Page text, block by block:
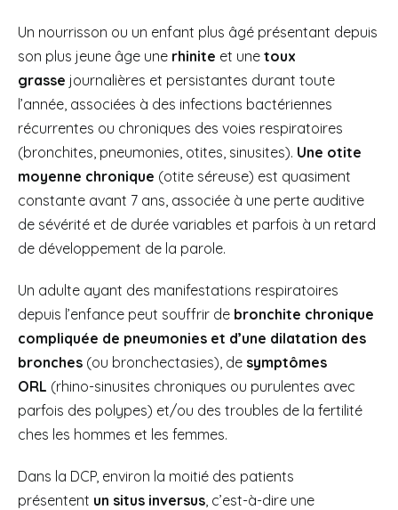
Un nourrisson ou un enfant plus âgé présentant depuis
son plus jeune âge une rhinite et une toux
grasse journalières et persistantes durant toute
l’année, associées à des infections bactériennes
récurrentes ou chroniques des voies respiratoires
(bronchites, pneumonies, otites, sinusites). Une otite
moyenne chronique (otite séreuse) est quasiment
constante avant 7 ans, associée à une perte auditive
de sévérité et de durée variables et parfois à un retard
de développement de la parole.
Un adulte ayant des manifestations respiratoires
depuis l’enfance peut souffrir de bronchite chronique
compliquée de pneumonies et d’une dilatation des
bronches (ou bronchectasies), de symptômes
ORL (rhino-sinusites chroniques ou purulentes avec
parfois des polypes) et/ou des troubles de la fertilité
ches les hommes et les femmes.
Dans la DCP, environ la moitié des patients
présentent un situs inversus, c’est-à-dire une